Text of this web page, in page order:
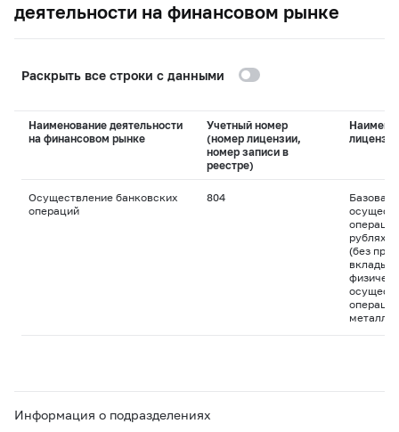
деятельности на финансовом рынке
Раскрыть все строки с данными
Наименование деятельности
на финансовом рынке
Учетный номер
(номер лицензии,
номер записи в
реестре)
лицензии
Осуществление банковских
операций
804
Базовая
рублях и
(без
вклады
Информация о подразделениях